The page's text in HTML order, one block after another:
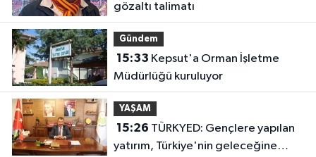
gözaltı talimatı
Gündem
15:33
Müdürlüğü kuruluyor
YAŞAM
15:26
yatırım, Türkiye'nin geleceğine